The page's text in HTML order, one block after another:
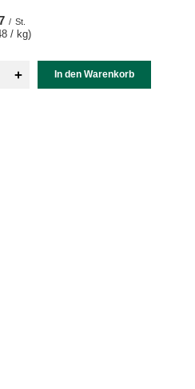
/ St.
/ kg)
+ In den Warenkorb